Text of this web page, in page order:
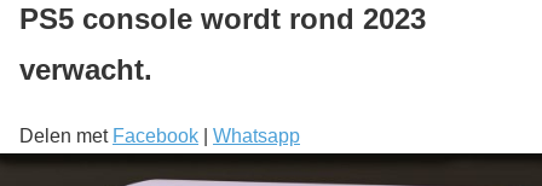
PS5 console wordt rond 2023
verwacht.
Delen met Facebook Whatsapp